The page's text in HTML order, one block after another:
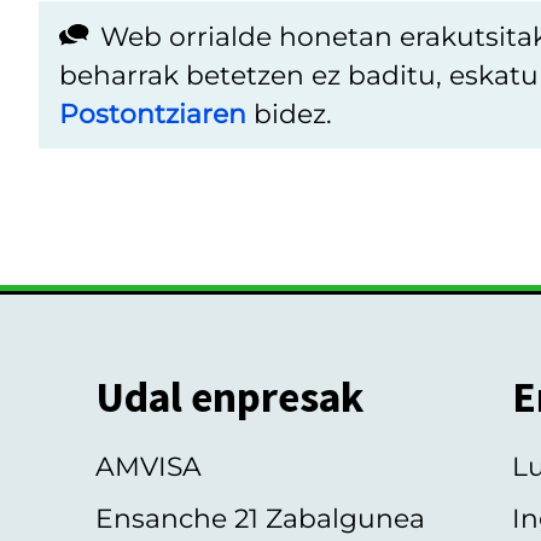
Web orrialde honetan
beharrak betetzen ez baditu,
Postontziaren bidez.
Udal enpresak
AMVISA
Ensanche 21 Zabalgunea